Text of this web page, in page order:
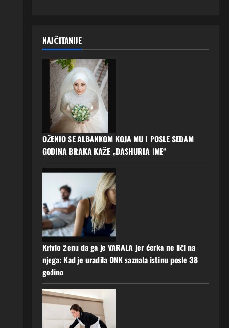
NAJČITANIJE
OŽENIO SE ALBANKOM KOJA MU I POSLE SEDAM
GODINA BRAKA KAŽE „DASHURIA IME“
Krivio ženu da ga je VARALA jer ćerka ne liči na
njega: Kad je uradila DNK saznala istinu posle 38
godina